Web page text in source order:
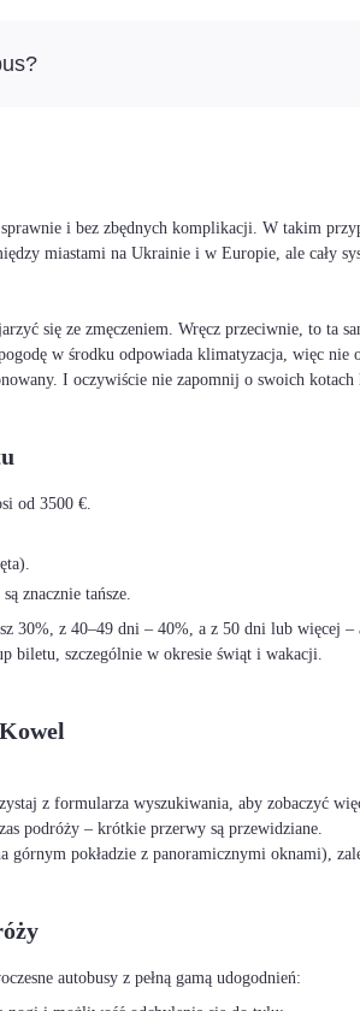
sprawnie i bez zbędnych komplikacji. W takim
miastami na Ukrainie i w Europie, ale cały
się ze zmęczeniem. Wręcz przeciwnie, to ta
w środku odpowiada klimatyzacja, więc
I oczywiście nie zapomnij o swoich
od 3500 €.
znacznie tańsze.
30%, z 40–49 dni – 40%, a z 50 dni lub więcej –
biletu, szczególnie w okresie świąt i wakacji.
z formularza wyszukiwania, aby zobaczyć
podróży – krótkie przerwy są przewidziane.
pokładzie z panoramicznymi oknami),
autobusy z pełną gamą udogodnień: